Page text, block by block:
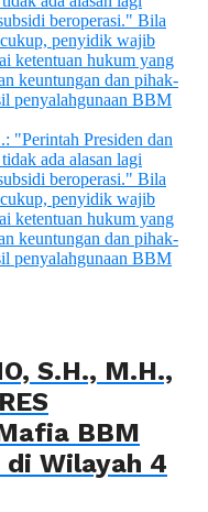
S.H., M.H.,
BBM
di Wilayah 4